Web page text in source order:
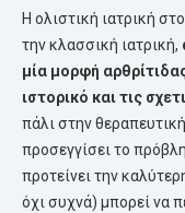
Η ολιστική ιατρική
την κλασσική ιατρική,
μία μορφή
ιστορικό και τις
πάλι στην
προσεγγίσει το
προτείνει την
όχι συχνά) μπορεί να